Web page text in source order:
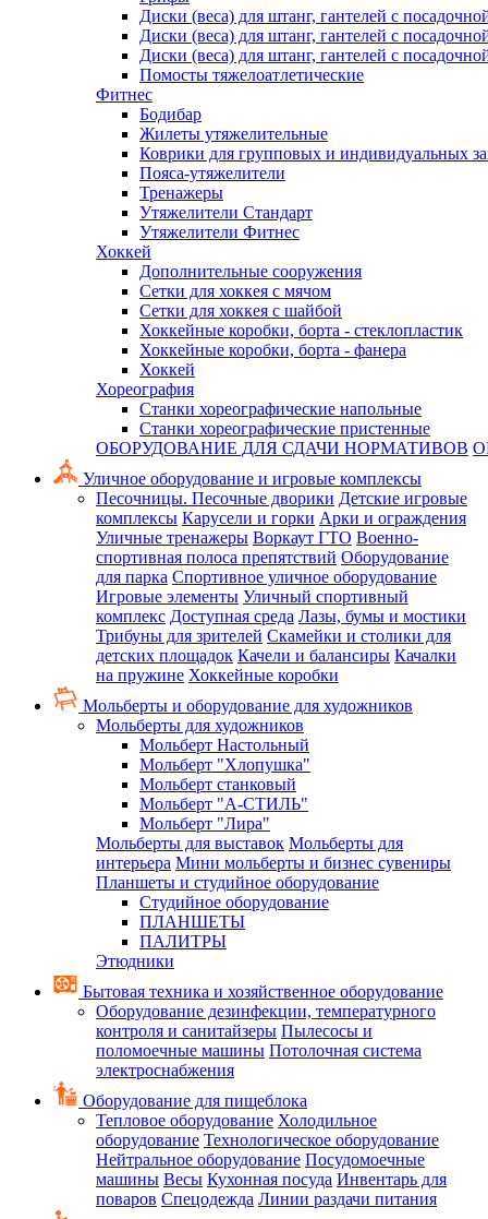
Диски (веса) для штанг, гантелей с
Диски (веса) для штанг, гантелей с
Диски (веса) для штанг, гантелей с
Помосты тяжелоатлетические
Фитнес
Бодибар
Жилеты утяжелительные
Коврики для групповых и индивидуальных
Пояса-утяжелители
Тренажеры
Утяжелители Стандарт
Утяжелители Фитнес
Хоккей
Дополнительные сооружения
Сетки для хоккея с мячом
Сетки для хоккея с шайбой
Хоккейные коробки, борта - стеклопластик
Хоккейные коробки, борта - фанера
Хоккей
Хореография
Станки хореографические напольные
Станки хореографические пристенные
ОБОРУДОВАНИЕ ДЛЯ СДАЧИ НОРМАТИВОВ
Уличное оборудование и игровые комплексы
Песочницы. Песочные дворики Детские игровые
комплексы Карусели и горки Арки и ограждения
Уличные тренажеры Воркаут ГТО Военно-
спортивная полоса препятствий Оборудование
для парка Спортивное уличное оборудование
Игровые элементы Уличный спортивный
комплекс Доступная среда Лазы, бумы и мостики
Трибуны для зрителей Скамейки и столики для
детских площадок Качели и балансиры Качалки
на пружине Хоккейные коробки
Мольберты и оборудование для художников
Мольберты для художников
Мольберт Настольный
Мольберт "Хлопушка"
Мольберт станковый
Мольберт "А-СТИЛЬ"
Мольберт "Лира"
Мольберты для выставок Мольберты для
интерьера Мини мольберты и бизнес сувениры
Планшеты и студийное оборудование
Студийное оборудование
ПЛАНШЕТЫ
ПАЛИТРЫ
Этюдники
Бытовая техника и хозяйственное оборудование
Оборудование дезинфекции, температурного
контроля и санитайзеры Пылесосы и
поломоечные машины Потолочная система
электроснабжения
Оборудование для пищеблока
Тепловое оборудование Холодильное
оборудование Технологическое оборудование
Нейтральное оборудование Посудомоечные
машины Весы Кухонная посуда Инвентарь для
поваров Спецодежда Линии раздачи питания